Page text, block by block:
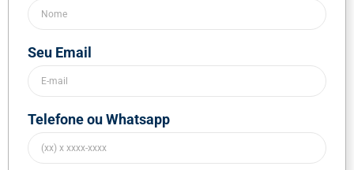
Seu Email
Telefone ou Whatsapp